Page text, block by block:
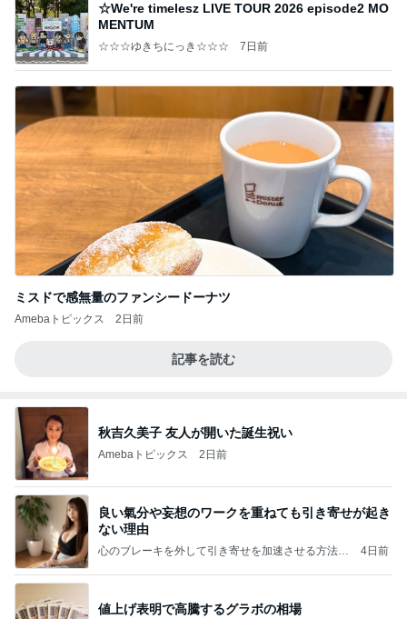
☆We're timelesz LIVE TOUR 2026 episode2 MO
MENTUM
☆☆☆ゆきちにっき☆☆☆ 7日前
ミスドで感無量のファンシードーナツ
Amebaトピックス 2日前
記事を読む
秋吉久美子 友人が開いた誕生祝い
Amebaトピックス 2日前
良い氣分や妄想のワークを重ねても引き寄せが起き
ない理由
心のブレーキを外して引き寄せを加速させる方法：
4日前
値上げ表明で高騰するグラボの相場